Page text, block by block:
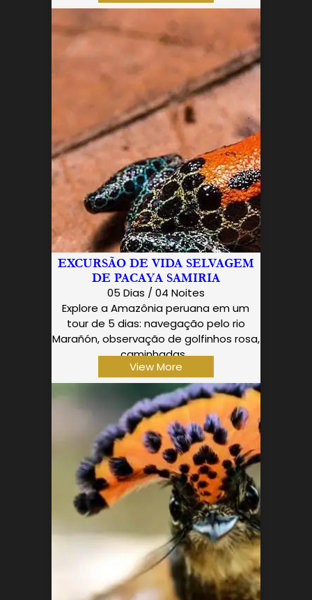
EXCURSÃO DE VIDA SELVAGEM
DE PACAYA SAMIRIA
05 Dias / 04 Noites
Explore a Amazônia peruana em um
tour de 5 dias: navegação pelo rio
Marañón, observação de golfinhos rosa,
caminhadas…
View More